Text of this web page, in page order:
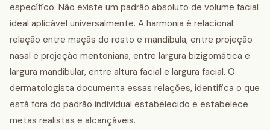
específico. Não existe um padrão absoluto de volume facial
ideal aplicável universalmente. A harmonia é relacional:
relação entre maçãs do rosto e mandíbula, entre projeção
nasal e projeção mentoniana, entre largura bizigomática e
largura mandibular, entre altura facial e largura facial. O
dermatologista documenta essas relações, identifica o que
está fora do padrão individual estabelecido e estabelece
metas realistas e alcançáveis.